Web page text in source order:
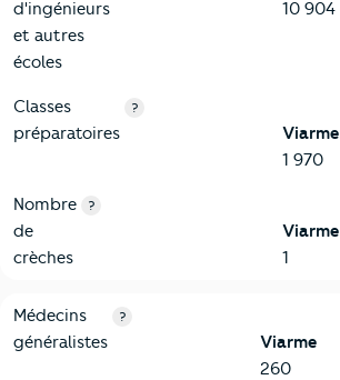
d'ingénieurs
et autres
écoles
10 904
Classes
préparatoires
?
Viarme
1 970
Nombre
de
crèches
?
Viarme
1
5-Commerces
Critères Viarme
Médecins
généralistes
?
Viarme
260